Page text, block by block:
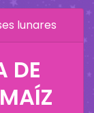
lunares
DE